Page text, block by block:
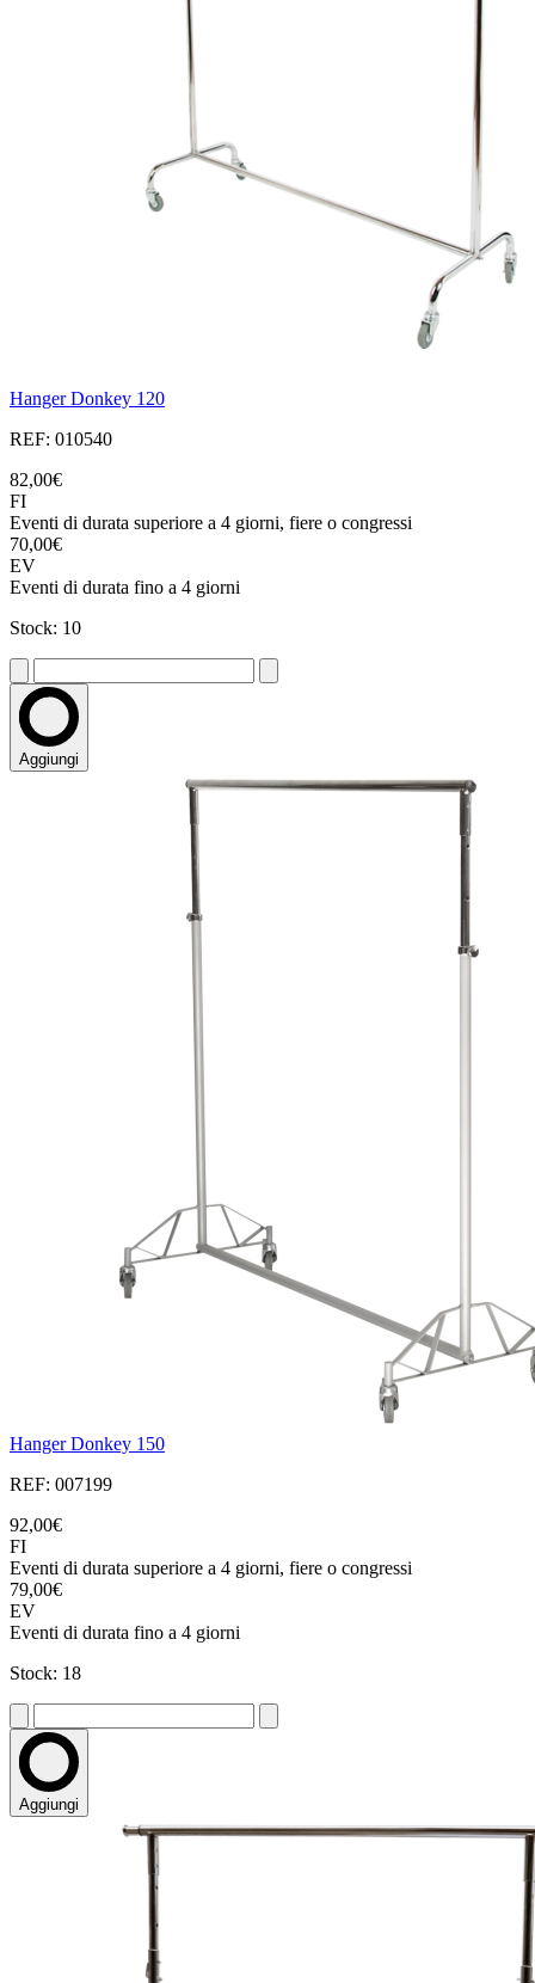
Hanger Donkey 120
REF: 010540
82,00€
FI
Eventi di durata superiore a 4 giorni, fiere o congressi
70,00€
EV
Eventi di durata fino a 4 giorni
Stock: 10
Aggiungi
Hanger Donkey 150
REF: 007199
92,00€
FI
Eventi di durata superiore a 4 giorni, fiere o congressi
79,00€
EV
Eventi di durata fino a 4 giorni
Stock: 18
Aggiungi